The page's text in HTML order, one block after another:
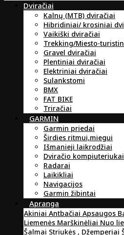
Dviračiai
Kalnų (MTB) dviračiai
Hibridiniai/ krosiniai
Vaikiški dviračiai
Trekking/Miesto-
Gravel dviračiai
Plentiniai dviračiai
Elektriniai dviračiai
Sulankstomi
BMX
FAT BIKE
Triračiai
GARMIN
Garmin priedai
Širdies ritmui,miegui
Išmanieji laikrodžiai
Dviračio kompiuteriukai
Radarai
Laikikliai
Navigacijos
Garmin žibintai
Apranga
Akiniai Antbačiai Apsaugos
Liemenės Marškinėliai Nuo
Šalmai Striukės , Džemperiai